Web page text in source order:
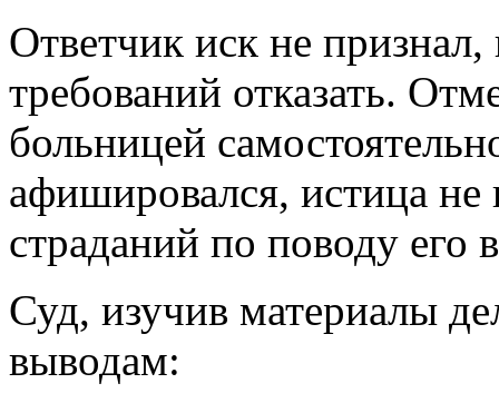
Ответчик иск не
требований отказать.
больницей
афишировался, истица
страданий по поводу его
Суд, изучив материалы
выводам: